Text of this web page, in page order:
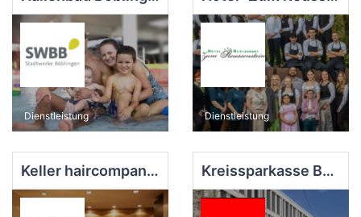
Dienstleistung Dienstleistung
Keller haircompany Böblingen Kreissparkasse Böblingen